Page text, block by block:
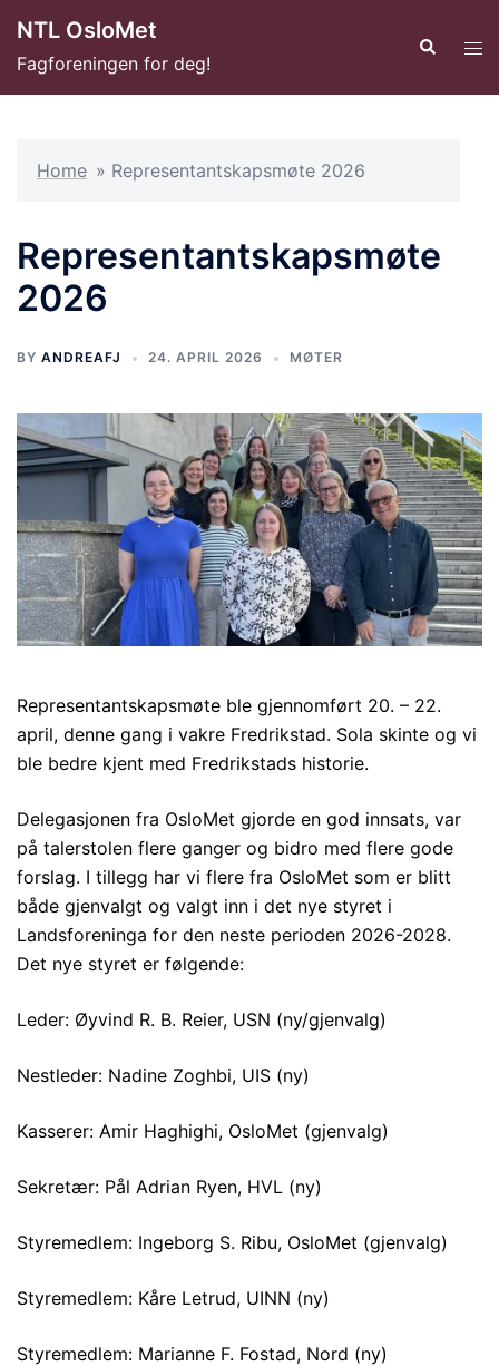
innhold
NTL OsloMet
Fagforeningen for deg!
Search
Home » Representantskapsmøte 2026
Representantskapsmøte
2026
BY ANDREAFJ 24. APRIL 2026 MØTER
Representantskapsmøte ble gjennomført 20. – 22.
april, denne gang i vakre Fredrikstad. Sola skinte og vi
ble bedre kjent med Fredrikstads historie.
Delegasjonen fra OsloMet gjorde en god innsats, var
på talerstolen flere ganger og bidro med flere gode
forslag. I tillegg har vi flere fra OsloMet som er blitt
både gjenvalgt og valgt inn i det nye styret i
Landsforeninga for den neste perioden 2026-2028.
Det nye styret er følgende:
Leder: Øyvind R. B. Reier, USN (ny/gjenvalg)
Nestleder: Nadine Zoghbi, UIS (ny)
Kasserer: Amir Haghighi, OsloMet (gjenvalg)
Sekretær: Pål Adrian Ryen, HVL (ny)
Styremedlem: Ingeborg S. Ribu, OsloMet (gjenvalg)
Styremedlem: Kåre Letrud, UINN (ny)
Styremedlem: Marianne F. Fostad, Nord (ny)